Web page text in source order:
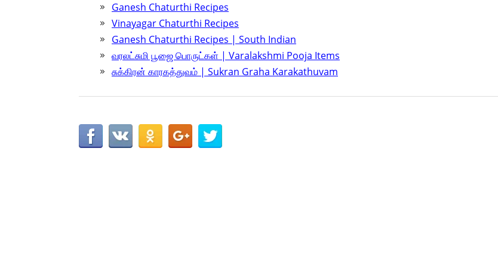
Ganesh Chaturthi Recipes
Vinayagar Chaturthi Recipes
Ganesh Chaturthi Recipes | South Indian
வரலட்சுமி பூஜை பொருட்கள் | Varalakshmi Pooja Items
சுக்கிரன் காரகத்துவம் | Sukran Graha Karakathuvam